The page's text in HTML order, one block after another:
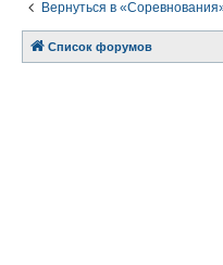
Вернуться в
Список форумов